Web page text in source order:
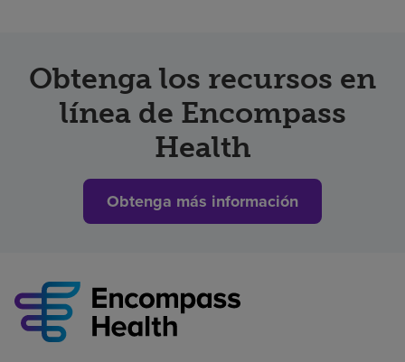
Obtenga los recursos en
línea de Encompass
Health
Obtenga más información